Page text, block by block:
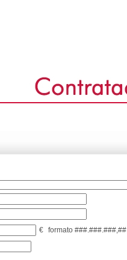
€ formato ###.###.###,##